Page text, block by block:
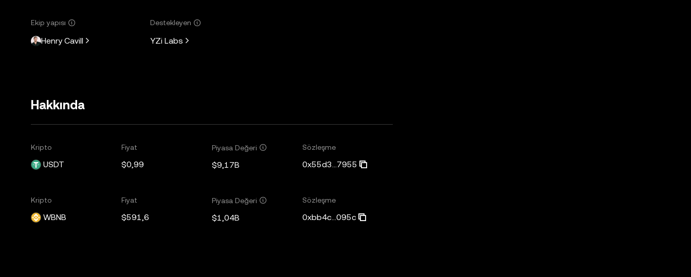
Ekip yapısı
Henry Cavill
Destekleyen
YZi Labs
Hakkında
Kripto
USDT
Fiyat
$0,99
Piyasa Değeri
$9,17B
Sözleşme
0x55d3...7955
Kripto
WBNB
Fiyat
$591,6
Piyasa Değeri
$1,04B
Sözleşme
0xbb4c...095c